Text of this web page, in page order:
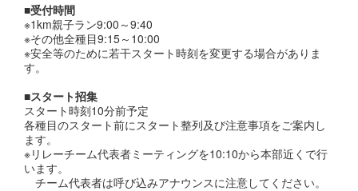
■受付時間
※1km親子ラン9:00～9:40
※その他全種目9:15～10:00
※安全等のために若干スタート時刻を変更する場合がありま
す。
■スタート招集
スタート時刻10分前予定
各種目のスタート前にスタート整列及び注意事項をご案内し
ます。
※リレーチーム代表者ミーティングを10:10から本部近くで行
います。
チーム代表者は呼び込みアナウンスに注意してください。